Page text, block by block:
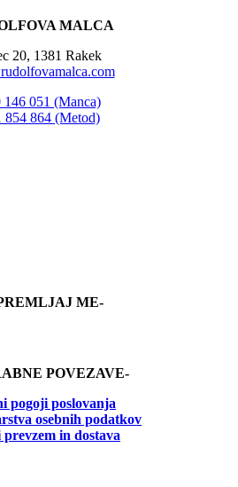
MALCA
20, 1381 Rakek
146 051 (Manca)
854 864 (Metod)
ME-
POVEZAVE-
pogoji poslovanja
osebnih podatkov
prevzem in dostava